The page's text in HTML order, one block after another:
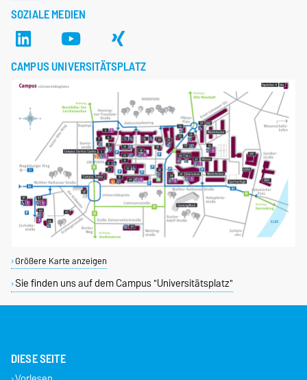
SOZIALE MEDIEN
CAMPUS UNIVERSITÄTSPLATZ
Größere Karte anzeigen
Sie finden uns auf dem Campus "Universitätsplatz"
DIESE SEITE